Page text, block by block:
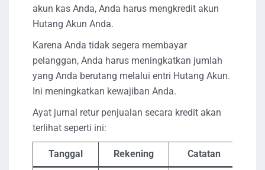
akun kas Anda, Anda harus mengkredit akun
Hutang Akun Anda.
Karena Anda tidak segera membayar
pelanggan, Anda harus meningkatkan jumlah
yang Anda berutang melalui entri Hutang Akun.
Ini meningkatkan kewajiban Anda.
Ayat jurnal retur penjualan secara kredit akan
terlihat seperti ini:
Tanggal Rekening Catatan